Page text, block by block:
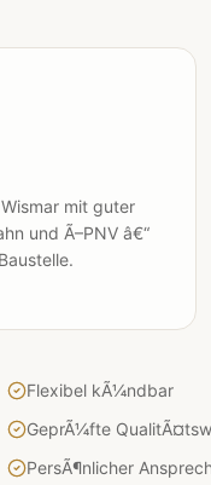
mit guter
und Ã–PNV â€“
Flexibel kÃ¼ndbar
GeprÃ¼fte
PersÃ¶nlicher